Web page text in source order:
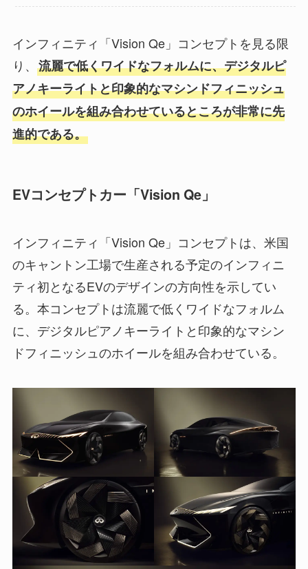
インフィニティ「Vision Qe」コンセプトを見る限
り、 流麗で低くワイドなフォルムに、デジタルピ
アノキーライトと印象的なマシンドフィニッシュ
のホイールを組み合わせているところが非常に先
進的である。
EVコンセプトカー「Vision Qe」
インフィニティ「Vision Qe」コンセプトは、米国
のキャントン工場で生産される予定のインフィニ
ティ初となるEVのデザインの方向性を示してい
る。本コンセプトは流麗で低くワイドなフォルム
に、デジタルピアノキーライトと印象的なマシン
ドフィニッシュのホイールを組み合わせている。